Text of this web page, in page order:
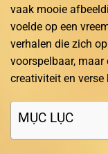
vaak mooie
voelde op een
verhalen die zich
voorspelbaar,
creativiteit en verse
MỤC LỤC